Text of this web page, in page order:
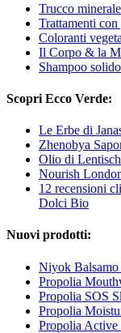
Trucco
Trattamenti
Coloranti
Il Corpo & la
Shampoo
Scopri Ecco Verde:
Le Erbe di
Zhenobya
Olio di
Nourish
12 recensioni
Dolci Bio
Nuovi prodotti:
Niyok
Propolia
Propolia SOS
Propolia
Propolia Active